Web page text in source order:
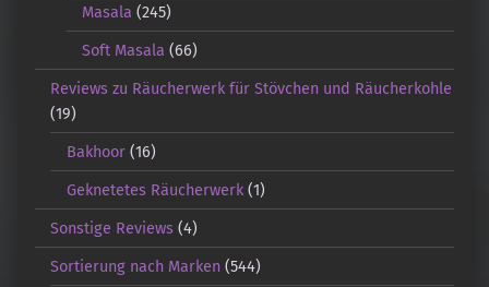
Masala (245)
Soft Masala (66)
Reviews zu Räucherwerk für Stövchen und Räucherkohle
(19)
Bakhoor(16)
Geknetetes Räucherwerk(1)
Sonstige Reviews (4)
Sortierung nach Marken (544)